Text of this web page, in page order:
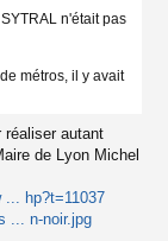
n'était pas
métros, il y avait
réaliser autant
de Lyon Michel
... hp?t=11037
... n-noir.jpg